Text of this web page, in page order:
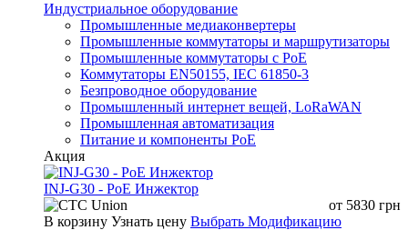
Индустриальное оборудование
Промышленные медиаконвертеры
Промышленные коммутаторы и маршрутизаторы
Промышленные коммутаторы с PoE
Коммутаторы EN50155, IEC 61850-3
Безпроводное оборудование
Промышленный интернет вещей, LoRaWAN
Промышленная автоматизация
Питание и компоненты PoE
Акция
INJ-G30 - PoE Инжектор
от 5830 грн
В корзину Узнать цену Выбрать Модификацию